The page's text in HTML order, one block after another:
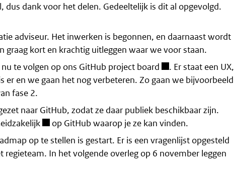
dus dank voor het delen. Gedeeltelijk is dit al opgevolgd.
adviseur. Het inwerken is begonnen, en daarnaast wordt
graag kort en krachtig uitleggen waar we voor staan.
te volgen op ons GitHub project board
. Er staat een UX,
er en we gaan het nog verbeteren. Zo gaan we bijvoorbeeld
fase 2.
naar GitHub, zodat ze daar publiek beschikbaar zijn.
op GitHub waarop je ze kan vinden.
op te stellen is gestart. Er is een vragenlijst opgesteld
regieteam. In het volgende overleg op 6 november leggen